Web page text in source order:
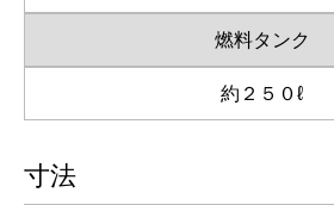
燃料タンク
約２５０ℓ
寸法